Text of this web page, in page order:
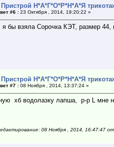
Пристрой Н*А*Г*О*Р*Н*А*Я
#6 :23 Октября , 2014, 19:20:22 »
я бы взяла Сорочка КЭТ, размер 44,
Пристрой Н*А*Г*О*Р*Н*А*Я
#7 :08 Ноября , 2014, 13:37:24 »
хб водолазку лапша, р-р L мне
08 Ноября , 2014, 16:47:47 от